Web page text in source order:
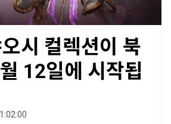
시 컬렉션이 북
12일에 시작됩